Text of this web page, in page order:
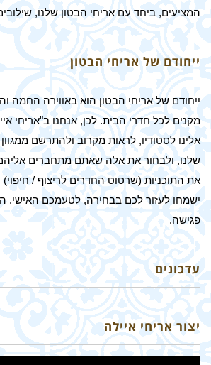
המציעים, ביחד עם אריחי הבטון שלנו,
ייחודם של אריחי הבטון
ייחודם של אריחי הבטון הוא באווירה החמה
מקנים לכל חדרי הבית. לכן, אנחנו ב"אריחי
אלינו לסטודיו, לראות מקרוב ולהתרשם
שלנו, ולבחור את אלה שאתם מתחברים
את התוכניות (שרטוט החדרים לריצוף /
ישמחו לעזור לכם בבחירה, לטעמכם האישי.
פגישה.
עדכונים
יצור אריחי איילה